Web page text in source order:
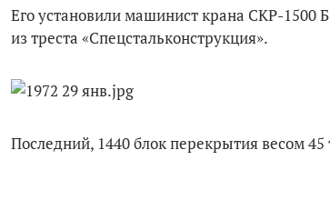
Его установили машинист крана СКР-
из треста «Спецстальконструкция».
Последний, 1440 блок перекрытия весом